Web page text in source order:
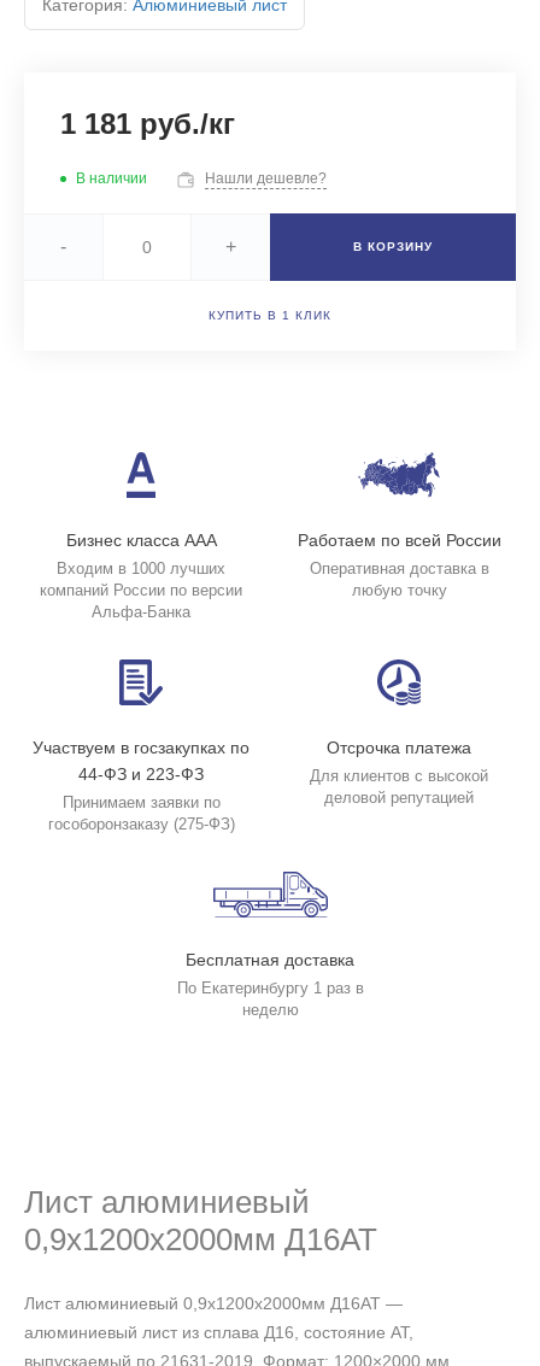
Категория: Алюминиевый лист
1 181 руб./кг
В наличии Нашли дешевле?
- + В КОРЗИНУ
КУПИТЬ В 1 КЛИК
Бизнес класса ААА
Входим в 1000 лучших
компаний России по версии
Альфа-Банка
Работаем по всей России
Оперативная доставка в
любую точку
Участвуем в госзакупках по
44-ФЗ и 223-ФЗ
Принимаем заявки по
гособоронзаказу (275-ФЗ)
Отсрочка платежа
Для клиентов с высокой
деловой репутацией
Бесплатная доставка
По Екатеринбургу 1 раз в
неделю
Лист алюминиевый
0,9х1200х2000мм Д16АТ
Лист алюминиевый 0,9х1200х2000мм Д16АТ —
алюминиевый лист из сплава Д16, состояние АТ,
выпускаемый по 21631-2019. Формат: 1200×2000 мм,